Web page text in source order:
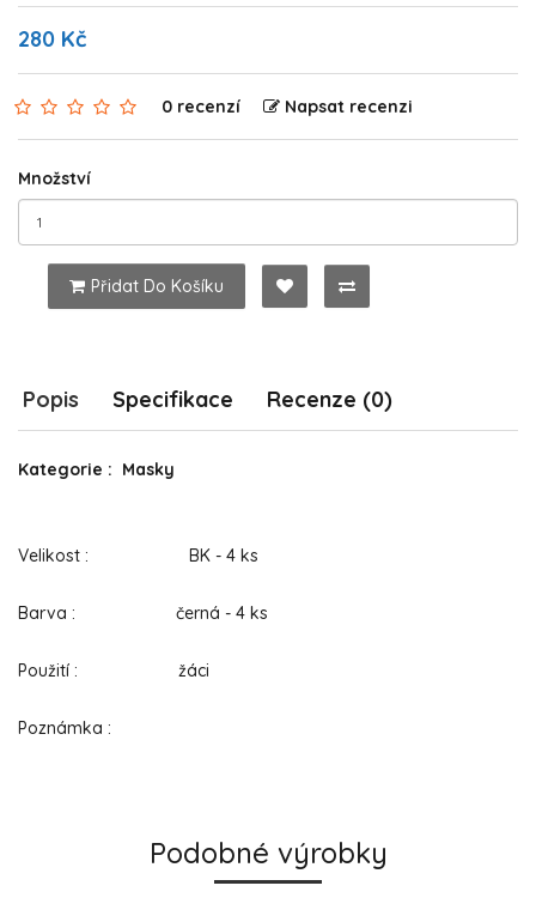
280 Kč
0 recenzí Napsat recenzi
Množství
Přidat Do Košíku
Popis Specifikace Recenze (0)
Kategorie : Masky
Velikost : BK - 4 ks
Barva : černá - 4 ks
Použití : žáci
Poznámka :
Podobné výrobky